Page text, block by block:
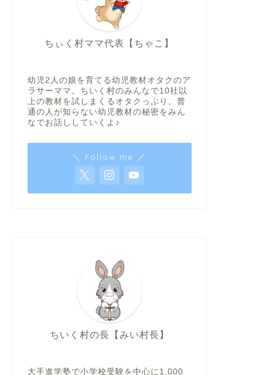
ちぃく村ママ代表【ちゃこ】
幼児2人の娘を育てる幼児教材オタクのア
ラサーママ。ちいく村のみんなで10社以
上の教材を試しまくるオタクっぷり。普
通の人が知らない幼児教材の秘密をみん
なでお話ししていくよ♪
＼ Follow me ／
ちいく村の長【みい村長】
大手進学塾で小学校受験を中心に1,000